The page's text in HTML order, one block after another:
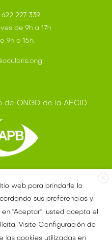
227 339
de 9h a 17h
9h a 15h.
de ONGD de la AECID
X
web para brindarle la
sus preferencias y
"Aceptar", usted acepta el
Visite Configuración de
las cookies utilizadas en